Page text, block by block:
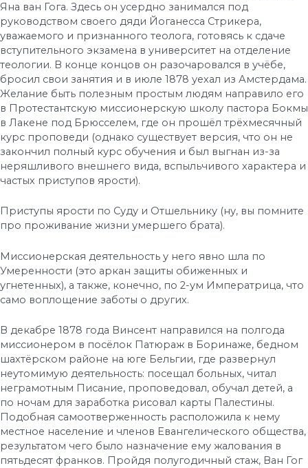
Яна ван Гога. Здесь он усердно занимался под
руководством своего дяди Йоганесса Стрикера,
уважаемого и признанного теолога, готовясь к сдаче
вступительного экзамена в университет на отделение
теологии. В конце концов он разочаровался в учёбе,
бросил свои занятия и в июле 1878 уехал из Амстердама.
Желание быть полезным простым людям направило его
в Протестантскую миссионерскую школу пастора Бокмы
в Лакене под Брюсселем, где он прошёл трёхмесячный
курс проповеди (однако существует версия, что он не
закончил полный курс обучения и был выгнан из-за
неряшливого внешнего вида, вспыльчивого характера и
частых приступов ярости).
Приступы ярости по Суду и Отшельнику (ну, вы помните
про проживание жизни умершего брата).
Миссионерская деятельность у него явно шла по
Умеренности (это аркан защиты обиженных и
угнетенных), а также, конечно, по 2-ум Императрица, что
само воплощение заботы о других.
В декабре 1878 года Винсент направился на полгода
миссионером в посёлок Патюраж в Боринаже, бедном
шахтёрском районе на юге Бельгии, где развернул
неутомимую деятельность: посещал больных, читал
неграмотным Писание, проповедовал, обучал детей, а
по ночам для заработка рисовал карты Палестины.
Подобная самоотверженность расположила к нему
местное население и членов Евангелического общества,
результатом чего было назначение ему жалования в
пятьдесят франков. Пройдя полугодичный стаж, Ван Гог